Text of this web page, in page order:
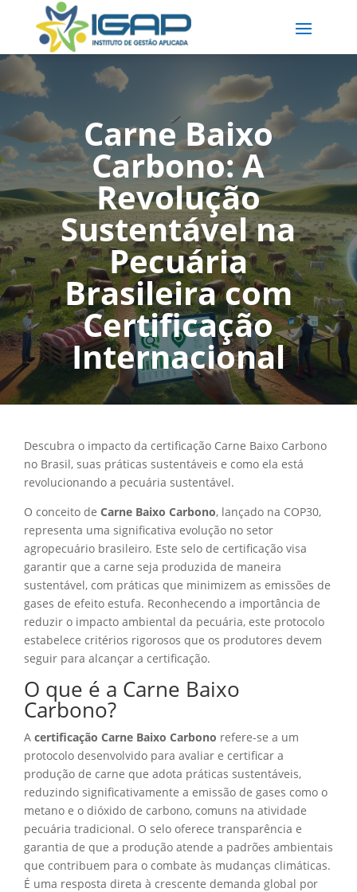
Carne Baixo
Carbono: A
Revolução
Sustentável na
Pecuária
Brasileira com
Certificação
Internacional
Descubra o impacto da certificação Carne Baixo Carbono
no Brasil, suas práticas sustentáveis e como ela está
revolucionando a pecuária sustentável.
O conceito de Carne Baixo Carbono, lançado na COP30,
representa uma significativa evolução no setor
agropecuário brasileiro. Este selo de certificação visa
garantir que a carne seja produzida de maneira
sustentável, com práticas que minimizem as emissões de
gases de efeito estufa. Reconhecendo a importância de
reduzir o impacto ambiental da pecuária, este protocolo
estabelece critérios rigorosos que os produtores devem
seguir para alcançar a certificação.
O que é a Carne Baixo
Carbono?
A certificação Carne Baixo Carbono refere-se a um
protocolo desenvolvido para avaliar e certificar a
produção de carne que adota práticas sustentáveis,
reduzindo significativamente a emissão de gases como o
metano e o dióxido de carbono, comuns na atividade
pecuária tradicional. O selo oferece transparência e
garantia de que a produção atende a padrões ambientais
que contribuem para o combate às mudanças climáticas.
É uma resposta direta à crescente demanda global por